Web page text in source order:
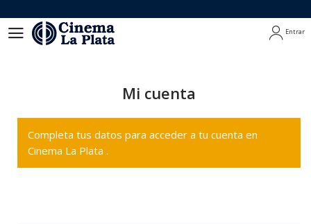
Entrar
Mi cuenta
Completa tus datos para acceder a tu cuenta en
Cinema La Plata .